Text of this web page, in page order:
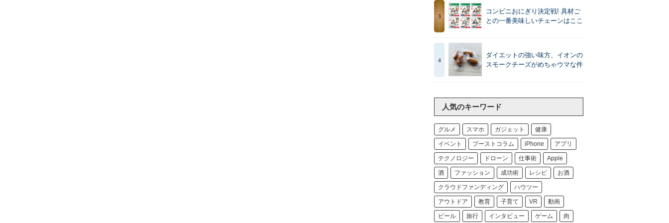
3
コンビニおにぎり決定戦! 具材ご
との一番美味しいチェーンはここ
4
ダイエットの強い味方、イオンの
スモークチーズがめちゃウマな件
人気のキーワード
グルメ スマホ ガジェット 健康
イベント ブーストコラム iPhone アプリ
テクノロジー ドローン 仕事術 Apple
酒 ファッション 成功術 レシピ お酒
クラウドファンディング ハウツー
アウトドア 教育 子育て VR 動画
ビール 旅行 インタビュー ゲーム 肉